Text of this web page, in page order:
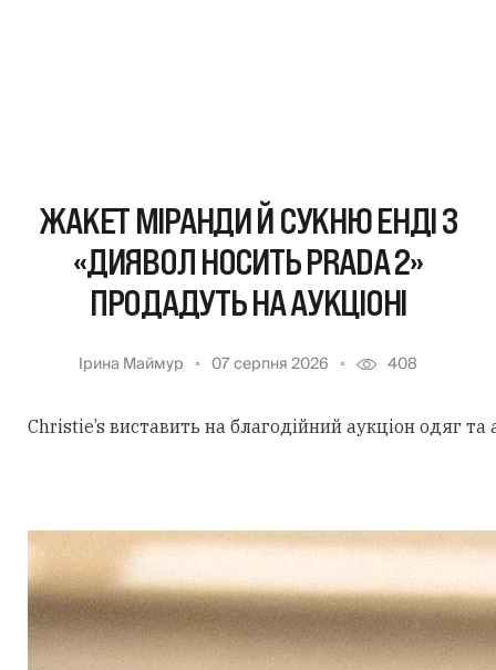
ЖАКЕТ МІРАНДИ Й СУКНЮ ЕНДІ З
«ДИЯВОЛ НОСИТЬ PRADA 2»
ПРОДАДУТЬ НА АУКЦІОНІ
Ірина Маймур 07 серпня 2026 408
Christie’s виставить на благодійний аукціон одяг